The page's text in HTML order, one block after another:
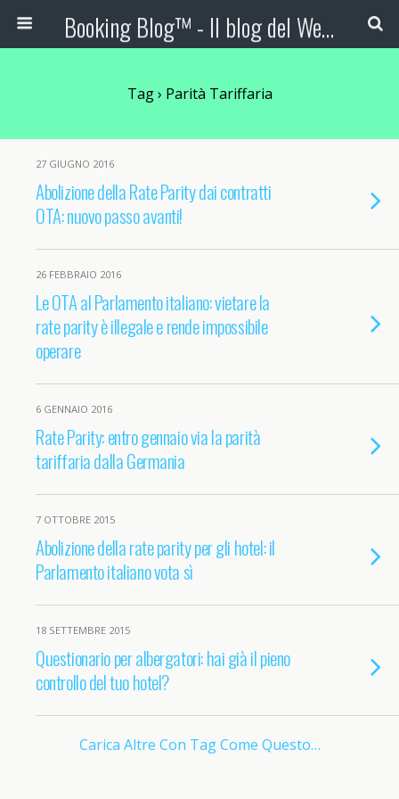
Booking Blog™ - Il blog del Web Marketing Turistico
Tag › Parità Tariffaria
27 GIUGNO 2016
Abolizione della Rate Parity dai contratti
OTA: nuovo passo avanti!
26 FEBBRAIO 2016
Le OTA al Parlamento italiano: vietare la
rate parity è illegale e rende impossibile
operare
6 GENNAIO 2016
Rate Parity: entro gennaio via la parità
tariffaria dalla Germania
7 OTTOBRE 2015
Abolizione della rate parity per gli hotel: il
Parlamento italiano vota sì
18 SETTEMBRE 2015
Questionario per albergatori: hai già il pieno
controllo del tuo hotel?
Carica Altre Con Tag Come Questo…